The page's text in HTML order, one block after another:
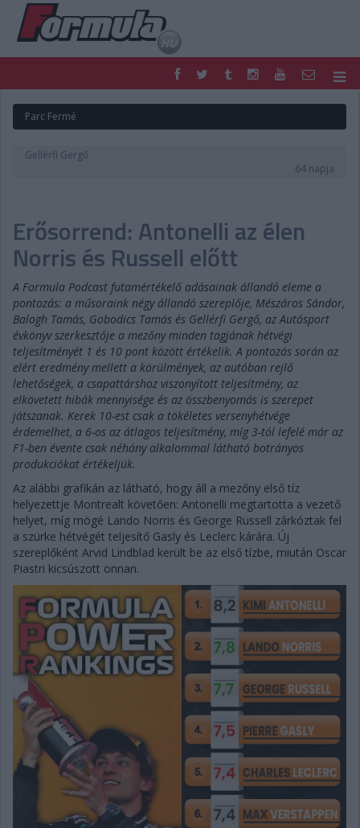
FORMULA
MOTOR
NEMZETKÖZI
DIGITÁLIS MAGAZIN
PONTÁLLÁSOK
VERSENYNAPTÁRAK
Parc Fermé
Gellérfi Gergő
64 napja
Erősorrend: Antonelli az élen
Norris és Russell előtt
A Formula Podcast futamértékelő adásainak állandó eleme a
pontozás: a műsoraink négy állandó szereplője, Mészáros Sándor,
Balogh Tamás, Gobodics Tamás és Gellérfi Gergő, az Autósport
évkönyv szerkesztője a mezőny minden tagjának hétvégi
teljesítményét 1 és 10 pont között értékelik. A pontozás során az
elért eredmény mellett a körülmények, az autóban rejlő
lehetőségek, a csapattárshoz viszonyított teljesítmény, az
elkövetett hibák mennyisége és az összbenyomás is szerepet
játszanak. Kerek 10-est csak a tökéletes versenyhétvége
érdemelhet, a 6-os az átlagos teljesítmény, míg 3-tól lefelé már az
F1-ben évente csak néhány alkalommal látható botrányos
produkciókat értékeljük.
Az alábbi grafikán az látható, hogy áll a mezőny első tíz
helyezettje Montrealt követően: Antonelli megtartotta a vezető
helyet, míg mögé Lando Norris és George Russell zárkóztak fel
a szürke hétvégét teljesítő Gasly és Leclerc kárára. Új
szereplőként Arvid Lindblad került be az első tízbe, miután Oscar
Piastri kicsúszott onnan.